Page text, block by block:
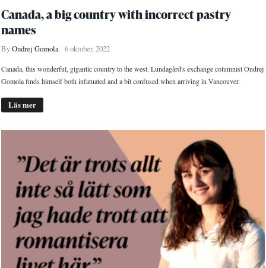
Canada, a big country with incorrect pastry
names
ByOndrej Gomola 6 oktober, 2022
Canada, this wonderful, gigantic country to the west. Lundagård's exchange columnist Ondrej
Gomola finds himself both infatuated and a bit confused when arriving in Vancouver.
Läs mer